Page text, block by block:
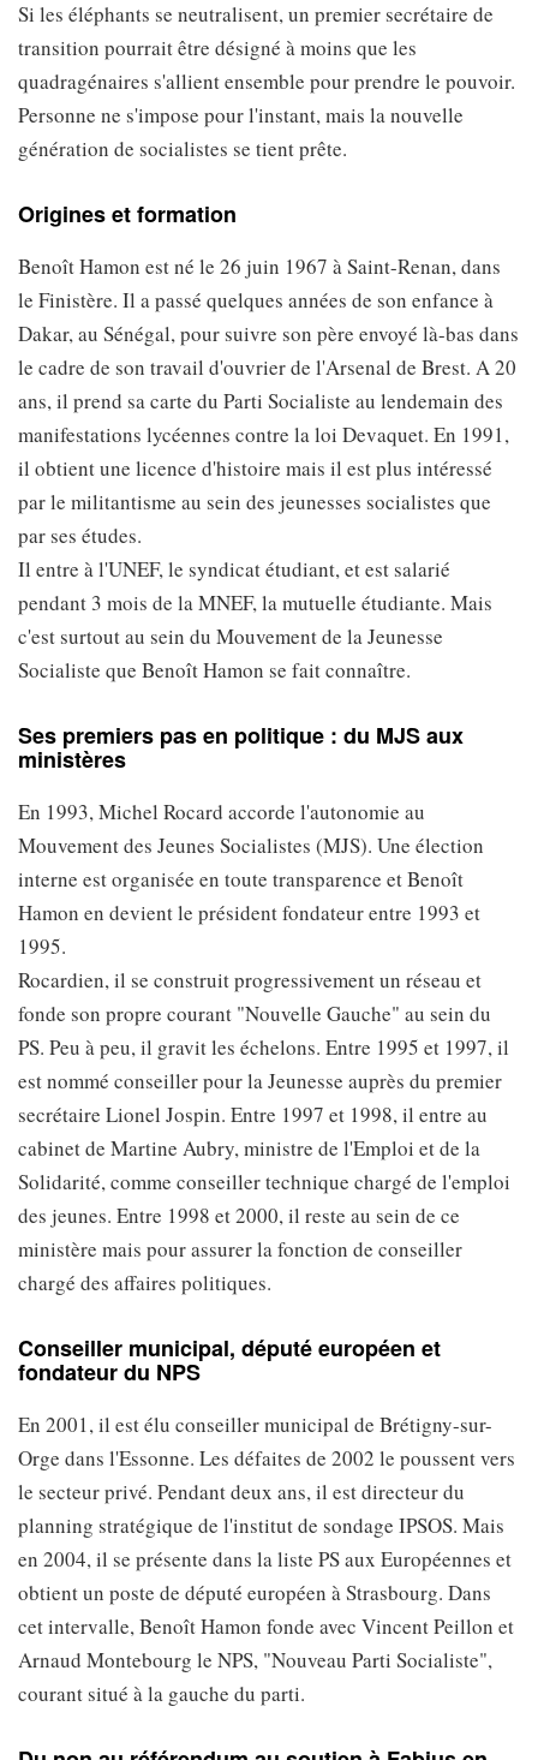
Si les éléphants se neutralisent, un premier secrétaire de
transition pourrait être désigné à moins que les
quadragénaires s'allient ensemble pour prendre le pouvoir.
Personne ne s'impose pour l'instant, mais la nouvelle
génération de socialistes se tient prête.
Origines et formation
Benoît Hamon est né le 26 juin 1967 à Saint-Renan, dans
le Finistère. Il a passé quelques années de son enfance à
Dakar, au Sénégal, pour suivre son père envoyé là-bas dans
le cadre de son travail d'ouvrier de l'Arsenal de Brest. A 20
ans, il prend sa carte du Parti Socialiste au lendemain des
manifestations lycéennes contre la loi Devaquet. En 1991,
il obtient une licence d'histoire mais il est plus intéressé
par le militantisme au sein des jeunesses socialistes que
par ses études.
Il entre à l'UNEF, le syndicat étudiant, et est salarié
pendant 3 mois de la MNEF, la mutuelle étudiante. Mais
c'est surtout au sein du Mouvement de la Jeunesse
Socialiste que Benoît Hamon se fait connaître.
Ses premiers pas en politique : du MJS aux
ministères
En 1993, Michel Rocard accorde l'autonomie au
Mouvement des Jeunes Socialistes (MJS). Une élection
interne est organisée en toute transparence et Benoît
Hamon en devient le président fondateur entre 1993 et
1995.
Rocardien, il se construit progressivement un réseau et
fonde son propre courant "Nouvelle Gauche" au sein du
PS. Peu à peu, il gravit les échelons. Entre 1995 et 1997, il
est nommé conseiller pour la Jeunesse auprès du premier
secrétaire Lionel Jospin. Entre 1997 et 1998, il entre au
cabinet de Martine Aubry, ministre de l'Emploi et de la
Solidarité, comme conseiller technique chargé de l'emploi
des jeunes. Entre 1998 et 2000, il reste au sein de ce
ministère mais pour assurer la fonction de conseiller
chargé des affaires politiques.
Conseiller municipal, député européen et
fondateur du NPS
En 2001, il est élu conseiller municipal de Brétigny-sur-
Orge dans l'Essonne. Les défaites de 2002 le poussent vers
le secteur privé. Pendant deux ans, il est directeur du
planning stratégique de l'institut de sondage IPSOS. Mais
en 2004, il se présente dans la liste PS aux Européennes et
obtient un poste de député européen à Strasbourg. Dans
cet intervalle, Benoît Hamon fonde avec Vincent Peillon et
Arnaud Montebourg le NPS, "Nouveau Parti Socialiste",
courant situé à la gauche du parti.